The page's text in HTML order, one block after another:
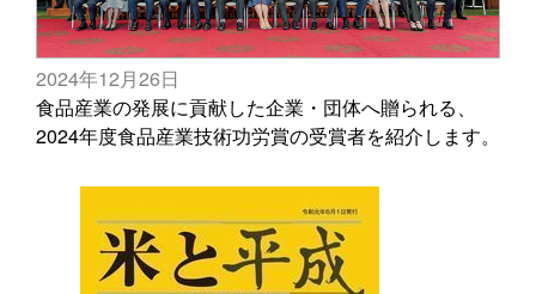
2024年12月26日
食品産業の発展に貢献した企業・団体へ贈られる、
2024年度食品産業技術功労賞の受賞者を紹介します。